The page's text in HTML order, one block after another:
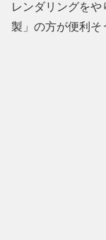
レンダリングを
製」の方が便利そ